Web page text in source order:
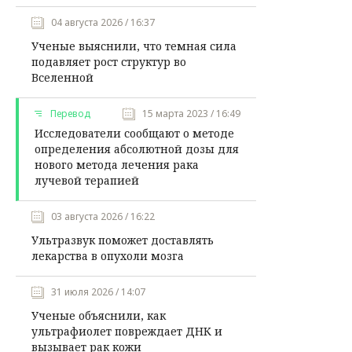
04 августа 2026 / 16:37
Ученые выяснили, что темная сила
подавляет рост структур во
Вселенной
Перевод 15 марта 2023 / 16:49
Исследователи сообщают о методе
определения абсолютной дозы для
нового метода лечения рака
лучевой терапией
03 августа 2026 / 16:22
Ультразвук поможет доставлять
лекарства в опухоли мозга
31 июля 2026 / 14:07
Ученые объяснили, как
ультрафиолет повреждает ДНК и
вызывает рак кожи